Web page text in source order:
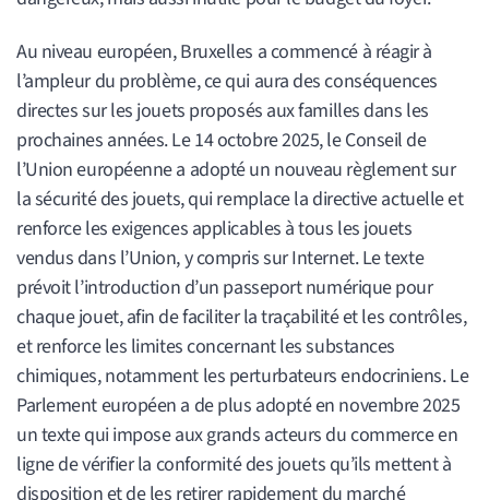
Au niveau européen, Bruxelles a commencé à réagir à
l’ampleur du problème, ce qui aura des conséquences
directes sur les jouets proposés aux familles dans les
prochaines années. Le 14 octobre 2025, le Conseil de
l’Union européenne a adopté un nouveau règlement sur
la sécurité des jouets, qui remplace la directive actuelle et
renforce les exigences applicables à tous les jouets
vendus dans l’Union, y compris sur Internet. Le texte
prévoit l’introduction d’un passeport numérique pour
chaque jouet, afin de faciliter la traçabilité et les contrôles,
et renforce les limites concernant les substances
chimiques, notamment les perturbateurs endocriniens. Le
Parlement européen a de plus adopté en novembre 2025
un texte qui impose aux grands acteurs du commerce en
ligne de vérifier la conformité des jouets qu’ils mettent à
disposition et de les retirer rapidement du marché